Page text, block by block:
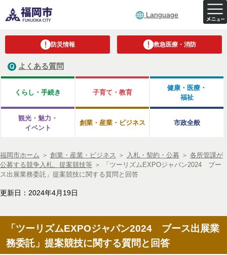
Language
防災情報 救急医療・消防
よくある質問
くらし・手続き 子育て・教育
健康・医療・
福祉
観光・魅力・
イベント
創業・産業・ビジネス 市政全般
福岡市ホーム ＞ 創業・産業・ビジネス ＞ 入札・契約・公募 ＞ 各所管課が
公募する競争入札、提案競技等 ＞
「ツーリズムEXPOジャパン2024 ブー
ス出展業務委託」提案競技に関する質問と回答
更新日：2024年4月19日
「ツーリズムEXPOジャパン2024 ブース出展業
務委託」提案競技に関する質問と回答